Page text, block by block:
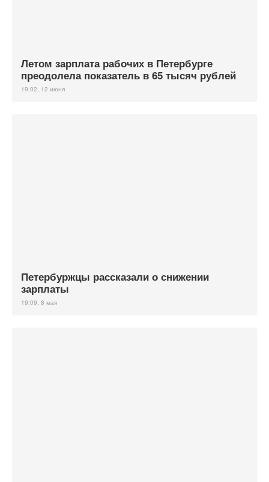
Летом зарплата рабочих в Петербурге
преодолела показатель в 65 тысяч рублей
19:02, 12 июня
Петербуржцы рассказали о снижении
зарплаты
19:09, 8 мая